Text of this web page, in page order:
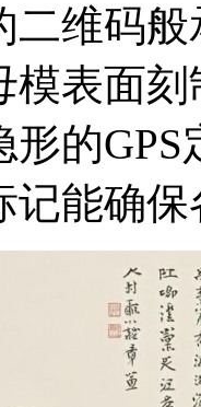
二维码
模表面
形的
记能确